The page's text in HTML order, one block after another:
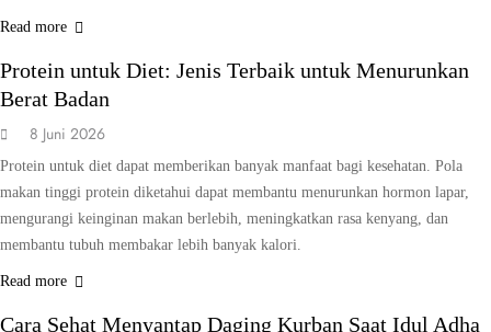
Read more
GAYA HIDUP
Protein untuk Diet: Jenis Terbaik untuk Menurunkan
Berat Badan
8 Juni 2026
Protein untuk diet dapat memberikan banyak manfaat bagi kesehatan. Pola
makan tinggi protein diketahui dapat membantu menurunkan hormon lapar,
mengurangi keinginan makan berlebih, meningkatkan rasa kenyang, dan
membantu tubuh membakar lebih banyak kalori.
Read more
GAYA HIDUP
Cara Sehat Menyantap Daging Kurban Saat Idul Adha